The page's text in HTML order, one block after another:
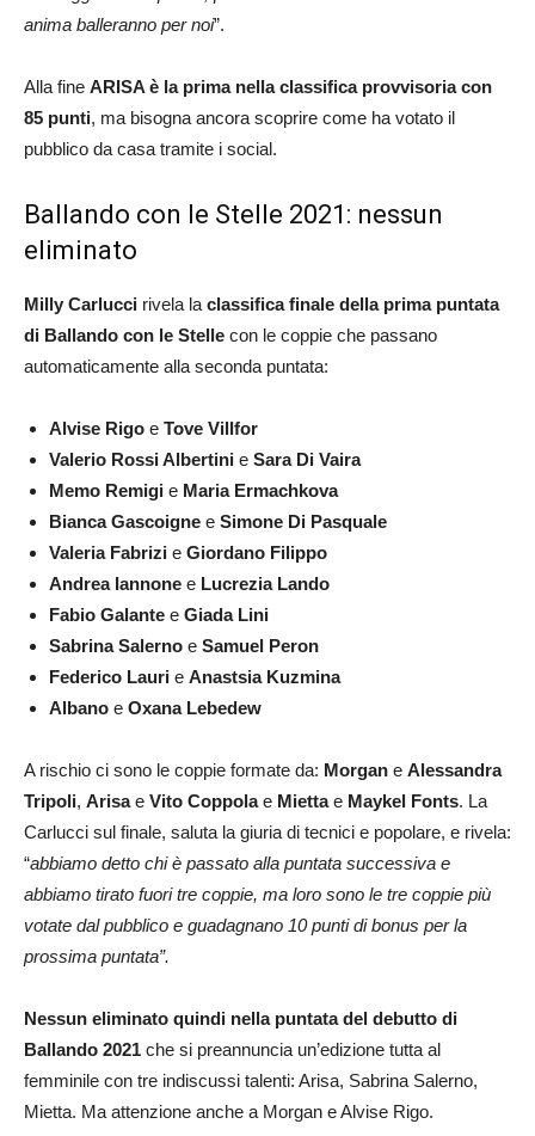
anima balleranno per noi”.
Alla fine ARISA è la prima nella classifica provvisoria con
85 punti, ma bisogna ancora scoprire come ha votato il
pubblico da casa tramite i social.
Ballando con le Stelle 2021: nessun
eliminato
Milly Carlucci rivela la classifica finale della prima puntata
di Ballando con le Stelle con le coppie che passano
automaticamente alla seconda puntata:
Alvise Rigo e Tove Villfor
Valerio Rossi Albertini e Sara Di Vaira
Memo Remigi e Maria Ermachkova
Bianca Gascoigne e Simone Di Pasquale
Valeria Fabrizi e Giordano Filippo
Andrea Iannone e Lucrezia Lando
Fabio Galante e Giada Lini
Sabrina Salerno e Samuel Peron
Federico Lauri e Anastsia Kuzmina
Albano e Oxana Lebedew
A rischio ci sono le coppie formate da: Morgan e Alessandra
Tripoli, Arisae Vito Coppolae Miettae Maykel Fonts. La
Carlucci sul finale, saluta la giuria di tecnici e popolare, e rivela:
“abbiamo detto chi è passato alla puntata successiva e
abbiamo tirato fuori tre coppie, ma loro sono le tre coppie più
votate dal pubblico e guadagnano 10 punti di bonus per la
prossima puntata”.
Nessun eliminato quindi nella puntata del debutto di
Ballando 2021 che si preannuncia un’edizione tutta al
femminile con tre indiscussi talenti: Arisa, Sabrina Salerno,
Mietta. Ma attenzione anche a Morgan e Alvise Rigo.